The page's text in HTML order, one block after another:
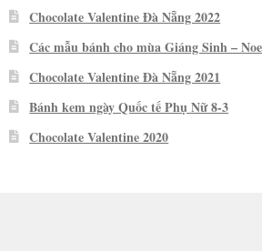
Chocolate Valentine Đà Nẵng 2022
Các mẫu bánh cho mùa Giáng Sinh –
Chocolate Valentine Đà Nẵng 2021
Bánh kem ngày Quốc tế Phụ Nữ 8-3
Chocolate Valentine 2020